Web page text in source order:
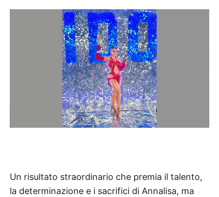
Un risultato straordinario che premia il talento,
la determinazione e i sacrifici di Annalisa, ma